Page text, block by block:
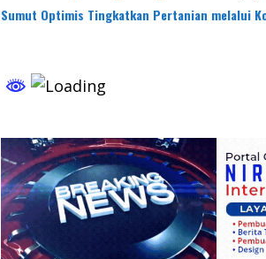
Sumut Optimis Tingkatkan Pertanian melalui